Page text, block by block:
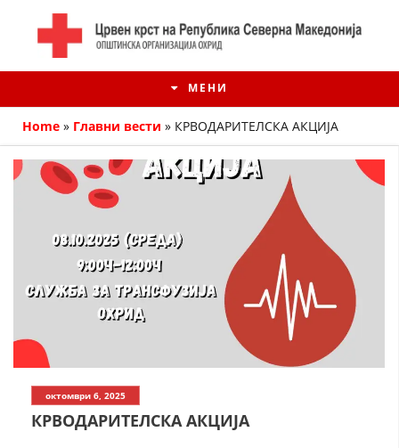
МЕНИ
ИСТОРИЈАТ НА ЦКРМ
ИСТОРИЈАТ НА ДВИЖЕЊЕТО
СТРУКТУРА НА ОРГАНИЗАЦИЈАТА
Home » Главни вести » КРВОДАРИТЕЛСКА АКЦИЈА
октомври 6, 2025
КРВОДАРИТЕЛСКА АКЦИЈА